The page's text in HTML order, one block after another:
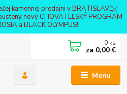
kamennej predajni v BRATISLAVE -
nový CHOVATEĽSKÝ PROGRAM
a BLACK OLYMPUS!
Menu
0 ks
za 0,00 €